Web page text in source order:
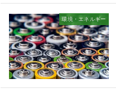
環境・エネルギー